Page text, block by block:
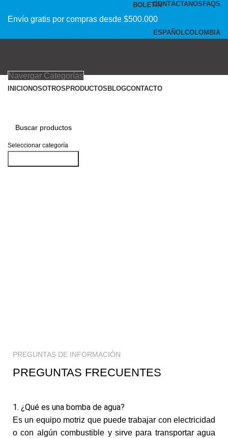
BOLETÍNCONTÁCTANOS FAQS
Envío gratis por compras desde $500.000
ESPAÑOLCOLOMBIA
Seleccionar categoría
Navergar Categorías
INICIONOSOTROS PRODUCTOS BLOGCONTACTO
PREGUNTAS DE INFORMACIÓN
PREGUNTAS FRECUENTES
1. ¿Qué es una bomba de agua?
Es un equipo motriz que puede trabajar con electricidad
o con algún combustible y sirve para transportar agua